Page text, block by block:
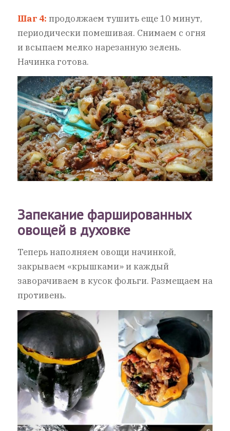
Шаг 4: продолжаем тушить еще 10 минут,
периодически помешивая. Снимаем с огня
и всыпаем мелко нарезанную зелень.
Начинка готова.
Запекание фаршированных
овощей в духовке
Теперь наполняем овощи начинкой,
закрываем «крышками» и каждый
заворачиваем в кусок фольги. Размещаем на
противень.